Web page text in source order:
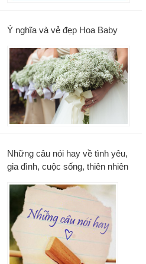
Ý nghĩa và vẻ đẹp Hoa Baby
Những câu nói hay về tình yêu,
gia đình, cuộc sống, thiên nhiên